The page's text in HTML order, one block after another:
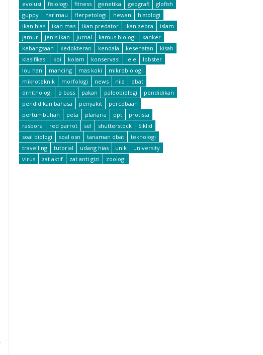
evolusi
fisiologi fitness genetika geografi
glofish
guppy
harimau Herpetologi hewan
histologi
ikan hias
ikan mas ikan predator ikan zebra
islam
jamur
jenis ikan jurnal kamus biologi
kanker
kebangsaan
kedokteran kendala kesehatan
kisah
klasifikasi
koi kolam konservasi lele
lobster
lou han
mancing mas koki
mikrobiologi
mikroteknik
morfologi news nila
obat
ornithologi
p bass pakan paleobiologi
pendidikan
pendidikan bahasa
penyakit
percobaan
pertumbuhan
peta planaria ppt
protista
rasbora
red parrot sel shutterstock
Siklid
soal biologi
soal osn tanaman obat
teknologi
travelling
tutorial udang hias unik
university
virus
zat aktif zat anti gizi zoologi